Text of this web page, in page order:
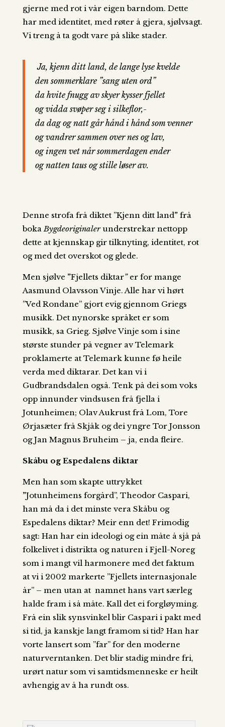
gjerne med rot i vår eigen barndom. Dette
har med identitet, med røter å gjera, sjølvsagt.
Vi treng å ta godt vare på slike stader.
Ja, kjenn ditt land, de lange lyse kvelde
den sommerklare ”sang uten ord”
da hvite fnugg av skyer kysser fjellet
og vidda svøper seg i silkeflor,-
da dag og natt går hånd i hånd som venner
og vandrer sammen over nes og lav,
og ingen vet når sommerdagen ender
og natten taus og stille løser av.
Denne strofa frå diktet ”Kjenn ditt land”frå
boka Bygdeoriginalerunderstrekar nettopp
dette at kjennskap gir tilknyting, identitet, rot
og med det overskot og glede.
Men sjølve ”Fjellets diktar”er for mange
Aasmund Olavsson Vinje. Alle har vi hørt
”Ved Rondane” gjort evig gjennom Griegs
musikk. Det nynorske språket er som
musikk, sa Grieg. Sjølve Vinje som i sine
største stunder på vegner av Telemark
proklamerte at Telemark kunne fø heile
verda med diktarar. Det kan vi i
Gudbrandsdalen også. Tenk på dei som voks
opp innunder vindsusen frå fjella i
Jotunheimen; Olav Aukrust frå Lom, Tore
Ørjasæter frå Skjåk og dei yngre Tor Jonsson
og Jan Magnus Bruheim – ja, enda fleire.
Skåbu og Espedalens diktar
Men han som skapte uttrykket
”Jotunheimens forgård”, Theodor Caspari,
han må da i det minste vera Skåbu og
Espedalens diktar? Meir enn det! Frimodig
sagt: Han har ein ideologi og ein måte å sjå på
folkelivet i distrikta og naturen i Fjell-Noreg
som i mangt vil harmonere med det faktum
at vi i 2002 markerte ”Fjellets internasjonale
år” – men utan at namnet hans vart særleg
halde fram i så måte. Kall det ei forgløyming.
Frå ein slik synsvinkel blir Caspari i pakt med
si tid, ja kanskje langt framom si tid? Han har
vorte lansert som ”far” for den moderne
naturverntanken. Det blir stadig mindre fri,
urørt natur som vi samtidsmenneske er heilt
avhengig av å ha rundt oss.